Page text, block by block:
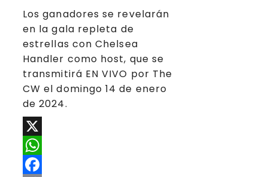
Los ganadores se revelarán
en la gala repleta de
estrellas con Chelsea
Handler como host, que se
transmitirá EN VIVO por The
CW el domingo 14 de enero
de 2024.
X
WhatsApp